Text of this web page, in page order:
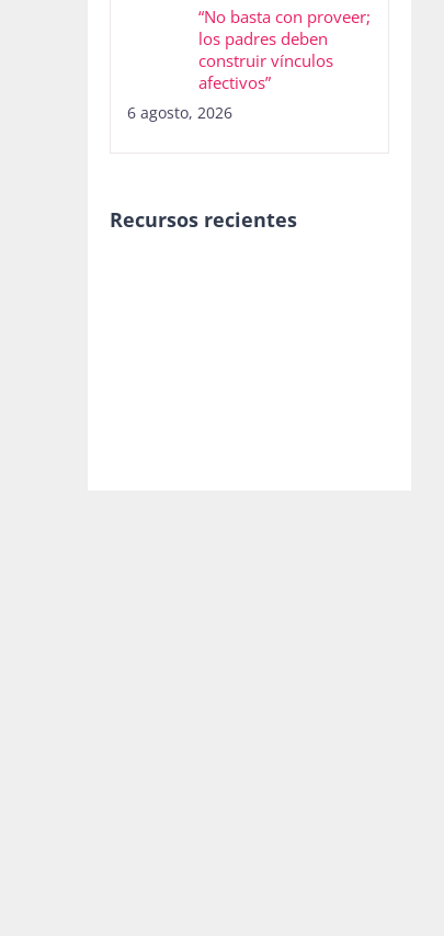
“No basta con proveer;
los padres deben
construir vínculos
afectivos”
6 agosto, 2026
Recursos recientes